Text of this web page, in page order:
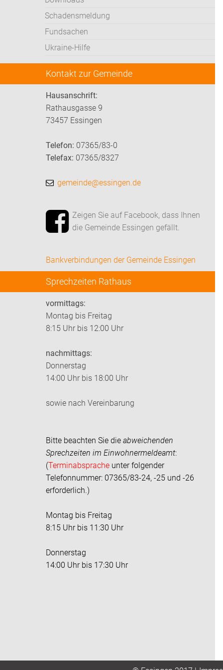
Schadensmeldung
Fundsachen
Ukraine-Hilfe
Kontakt zur Gemeinde
Hausanschrift:
Rathausgasse 9
73457 Essingen
Telefon: 07365/83-0
Telefax: 07365/8327
gemeinde@essingen.de
Zeigen Sie auf Facebook, dass Ihnen
die Gemeinde Essingen gefällt.
Bankverbindungen der Gemeinde Essingen
Sprechzeiten Rathaus
vormittags:
Montag bis Freitag
8:15 Uhr bis 12:00 Uhr
nachmittags:
Donnerstag
14:00 Uhr bis 18:00 Uhr
sowie nach Vereinbarung
Bitte beachten Sie die abweichenden
Sprechzeiten im Einwohnermeldeamt:
(Terminabsprache unter folgender
Telefonnummer: 07365/83-24, -25 und -26
erforderlich.)
Montag bis Freitag
8:15 Uhr bis 11:30 Uhr
Donnerstag
14:00 Uhr bis 17:30 Uhr